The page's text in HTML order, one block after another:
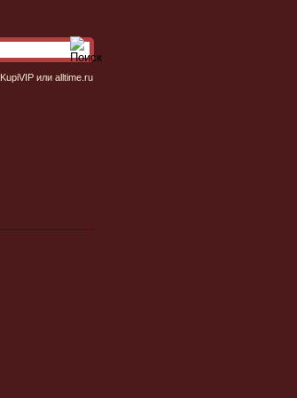
KupiVIPили alltime.ru